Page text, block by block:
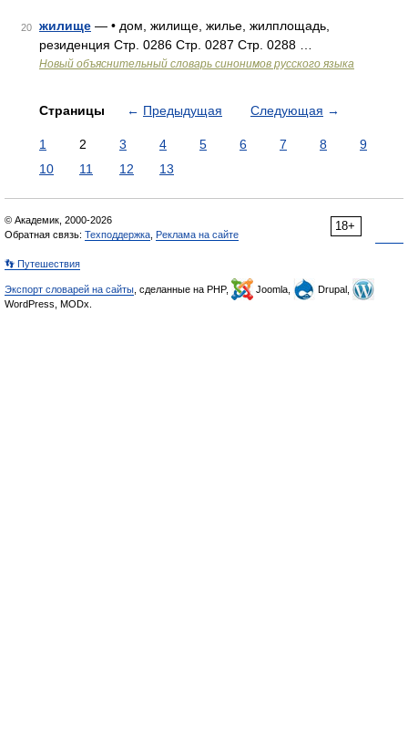
20 жилище — • дом, жилище, жилье, жилплощадь,
резиденция Стр. 0286 Стр. 0287 Стр. 0288 …
Новый объяснительный словарь синонимов русского языка
Страницы ← Предыдущая Следующая →
1 2 3 4 5 6 7 8
9
10
11 12 13
18+
© Академик, 2000-2026
Обратная связь: Техподдержка Реклама на сайте
👣 Путешествия
Экспорт словарей на сайты , сделанные на PHP, Joomla,
Drupal,
WordPress, MODx.